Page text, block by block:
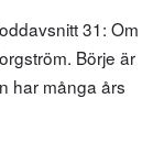
31: Om
Börje är
har många års